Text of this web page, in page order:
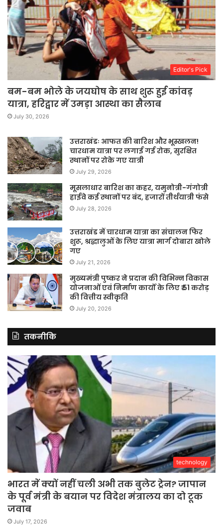
Editor's Pick
बम-बम भोले के जयघोष के साथ शुरू हुई कांवड़
यात्रा, हरिद्वार में उमड़ा आस्था का सैलाब
July 30, 2026
उत्तराखंडः आफत की बारिश और भूस्खलन!
चारधाम यात्रा पर लगाई गई रोक, सुरक्षित
स्थानों पर रोके गए यात्री
July 29, 2026
मूसलाधार बारिश का कहर, यमुनोत्री-गंगोत्री
हाईवे कई स्थानों पर बंद, हजारों तीर्थयात्री फंसे
July 28, 2026
उत्तराखंड में चारधाम यात्रा का संचालन फिर
शुरू, श्रद्धालुओं के लिए यात्रा मार्ग दोबारा खोले
गए
July 21, 2026
मुख्यमंत्री पुष्कर ने प्रदान की विभिन्न विकास
योजनाओं एवं निर्माण कार्यों के लिए ₹ 51 करोड़
की वित्तीय स्वीकृति
July 20, 2026
तकनीकि
technology
भारत में क्यों नहीं चली अभी तक बुलेट ट्रेन? जापान
के पूर्व मंत्री के बयान पर विदेश मंत्रालय का दो टूक
जवाब
July 17, 2026